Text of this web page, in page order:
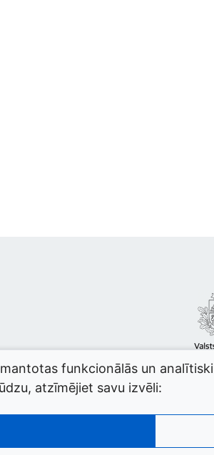
funkcionālās un
atzīmējiet savu izvēli: